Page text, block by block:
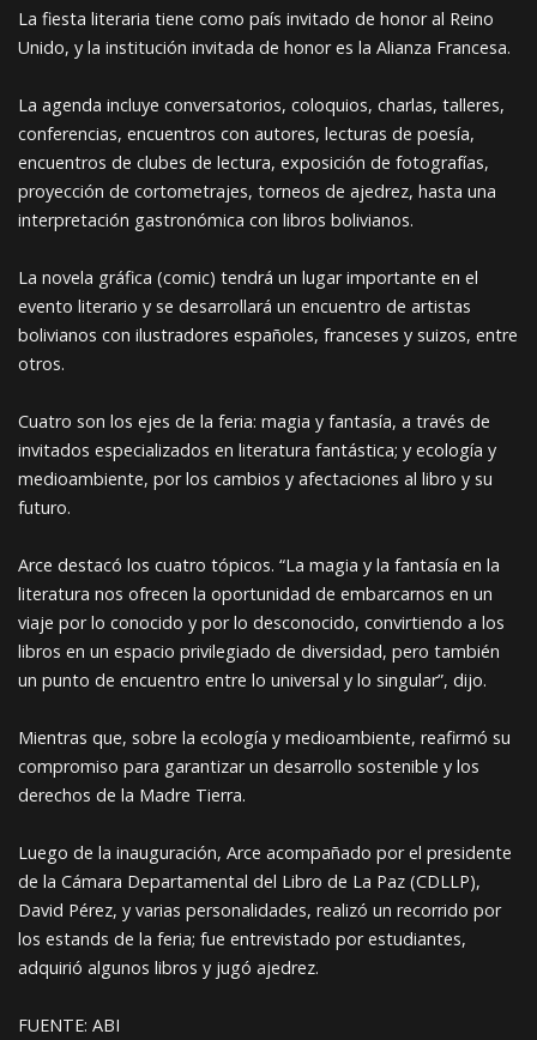
La fiesta literaria tiene como país invitado de honor al Reino
Unido, y la institución invitada de honor es la Alianza Francesa.
La agenda incluye conversatorios, coloquios, charlas, talleres,
conferencias, encuentros con autores, lecturas de poesía,
encuentros de clubes de lectura, exposición de fotografías,
proyección de cortometrajes, torneos de ajedrez, hasta una
interpretación gastronómica con libros bolivianos.
La novela gráfica (comic) tendrá un lugar importante en el
evento literario y se desarrollará un encuentro de artistas
bolivianos con ilustradores españoles, franceses y suizos, entre
otros.
Cuatro son los ejes de la feria: magia y fantasía, a través de
invitados especializados en literatura fantástica; y ecología y
medioambiente, por los cambios y afectaciones al libro y su
futuro.
Arce destacó los cuatro tópicos. “La magia y la fantasía en la
literatura nos ofrecen la oportunidad de embarcarnos en un
viaje por lo conocido y por lo desconocido, convirtiendo a los
libros en un espacio privilegiado de diversidad, pero también
un punto de encuentro entre lo universal y lo singular”, dijo.
Mientras que, sobre la ecología y medioambiente, reafirmó su
compromiso para garantizar un desarrollo sostenible y los
derechos de la Madre Tierra.
Luego de la inauguración, Arce acompañado por el presidente
de la Cámara Departamental del Libro de La Paz (CDLLP),
David Pérez, y varias personalidades, realizó un recorrido por
los estands de la feria; fue entrevistado por estudiantes,
adquirió algunos libros y jugó ajedrez.
FUENTE: ABI